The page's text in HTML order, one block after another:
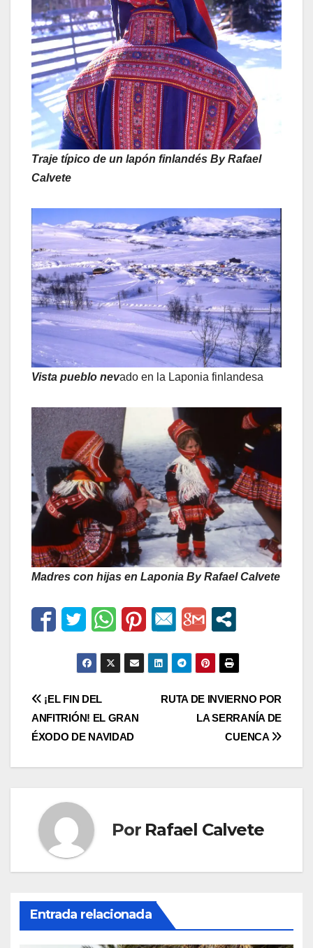
Traje típico de un lapón finlandés By Rafael
Calvete
Vista pueblo nevado en la Laponia finlandesa
Madres con hijas en Laponia By Rafael Calvete
Navegación
de
entradas
RUTA DE INVIERNO POR
LA SERRANÍA DE
CUENCA
¡EL FIN DEL
ANFITRIÓN! EL GRAN
ÉXODO DE NAVIDAD
Por Rafael Calvete
Entrada relacionada